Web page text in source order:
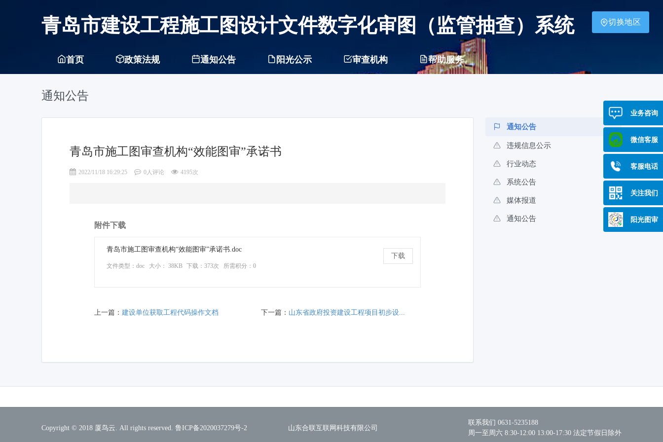
青岛市建设工程施工图设计文件数字化审图（监管抽查）系统 切换地区
首页 政策法规 通知公告 阳光公示 审查机构 帮助服务
通知公告
通知公告
违规信息公示
行业动态
系统公告
媒体报道
通知公告
青岛市施工图审查机构“效能图审”承诺书
2022/11/18 16:29:25 0人评论 4195次
附件下载
下载
青岛市施工图审查机构“效能图审”承诺书.doc
文件类型：doc 大小： 38KB 下载： 373次 所需积分：0
上一篇： 建设单位获取工程代码操作文档 下一篇： 山东省政府投资建设工程项目初步设...
联系我们 0631-5235188
周一至周六 8:30-12:00 13:00-17:30 法定节假日除外
山东合联互联网科技有限公司
Copyright © 2018 厦鸟云 . All rights reserved. 鲁ICP备2020037279号-2
业务咨询
微信客服
客服电话
关注我们
阳光图审